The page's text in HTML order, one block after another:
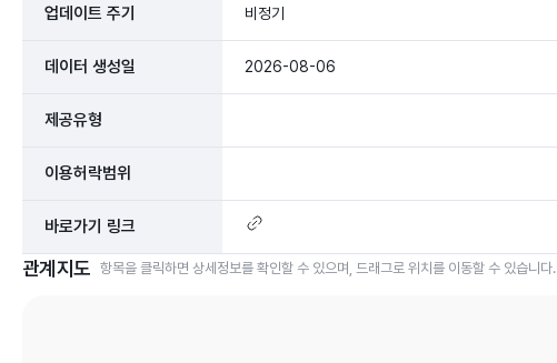
업데이트 주기 비정기
데이터 생성일 2026-08-06
제공유형
이용허락범위
바로가기 링크
관계지도 항목을 클릭하면 상세정보를 확인할 수 있으며, 드래그로 위치를 이동할 수 있습니다.